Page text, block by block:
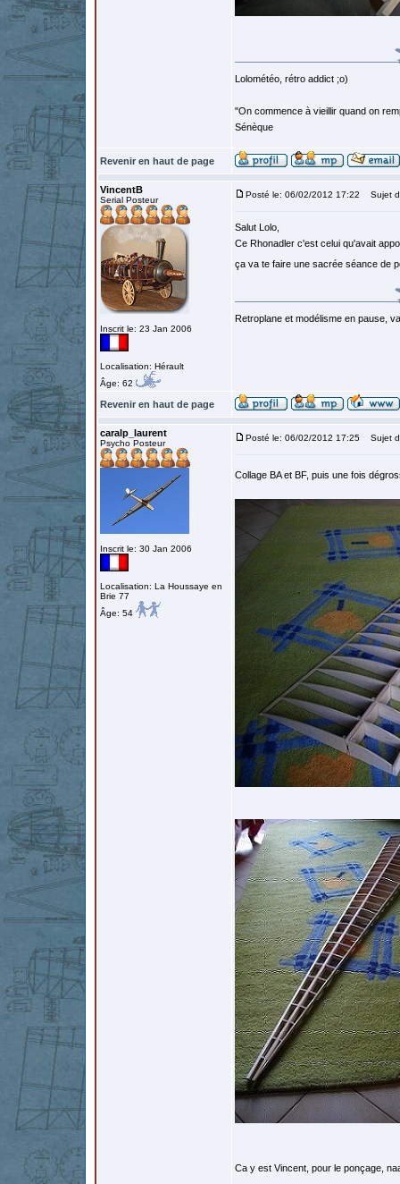
Lolométéo, rétro addict ;o)
"On commence à vieillir quand on
Sénèque
Revenir en haut de page
VincentB
Serial Posteur
Inscrit le: 23 Jan 2006
Localisation: Hérault
Âge: 62
Posté le: 06/02/2012 17:22 Sujet
Salut Lolo,
Ce Rhonadler c'est celui qu'avait
ça va te faire une sacrée séance de
Retroplane et modélisme en pause,
Revenir en haut de page
caralp_laurent
Psycho Posteur
Inscrit le: 30 Jan 2006
Localisation: La Houssaye en
Brie 77
Âge: 54
Posté le: 06/02/2012 17:25 Sujet
Collage BA et BF, puis une fois
Ca y est Vincent, pour le ponçage,